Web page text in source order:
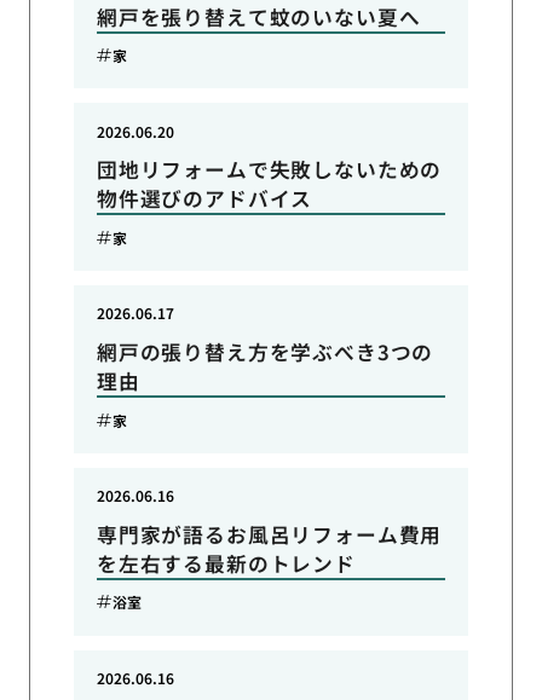
網戸を張り替えて蚊のいない夏へ
家
団地リフォームで失敗しないための
物件選びのアドバイス
2026.06.20
家
網戸の張り替え方を学ぶべき3つの
理由
2026.06.17
家
専門家が語るお風呂リフォーム費用
を左右する最新のトレンド
2026.06.16
浴室
2026.06.16